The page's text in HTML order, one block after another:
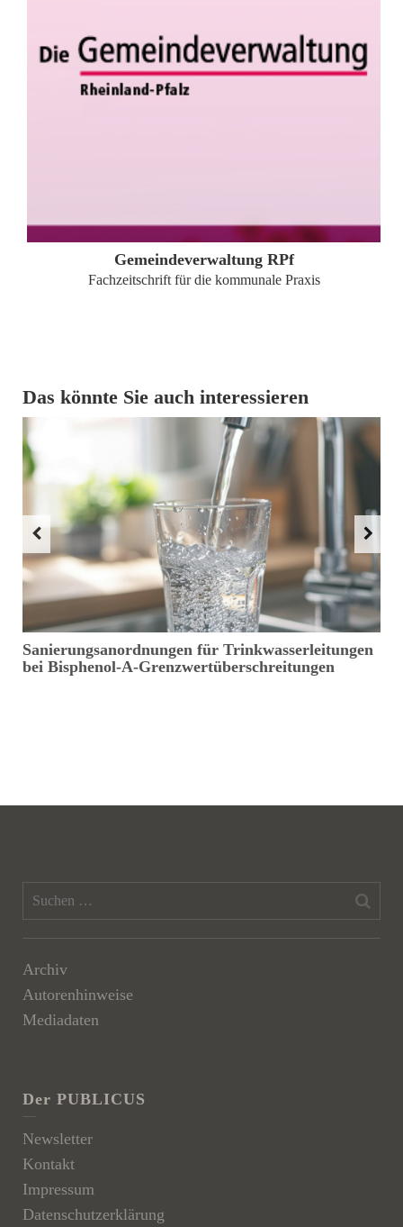
Gemeindeverwaltung RPf
Fachzeitschrift für die kommunale Praxis
Das könnte Sie auch interessieren
Sanierungsanordnungen für Trinkwasserleitungen
bei Bisphenol-A-Grenzwertüberschreitungen
Archiv
Autorenhinweise
Mediadaten
Der PUBLICUS
Newsletter
Kontakt
Impressum
Datenschutzerklärung